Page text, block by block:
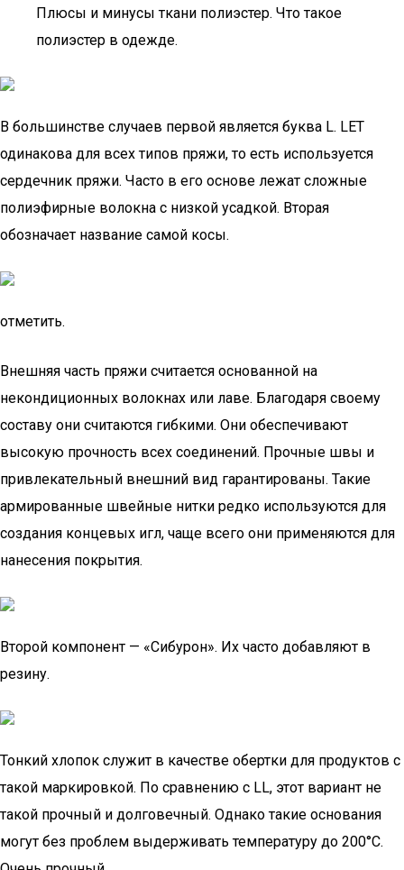
Плюсы и минусы ткани полиэстер. Что такое
полиэстер в одежде.
В большинстве случаев первой является буква L. LET
одинакова для всех типов пряжи, то есть используется
сердечник пряжи. Часто в его основе лежат сложные
полиэфирные волокна с низкой усадкой. Вторая
обозначает название самой косы.
отметить.
Внешняя часть пряжи считается основанной на
некондиционных волокнах или лаве. Благодаря своему
составу они считаются гибкими. Они обеспечивают
высокую прочность всех соединений. Прочные швы и
привлекательный внешний вид гарантированы. Такие
армированные швейные нитки редко используются для
создания концевых игл, чаще всего они применяются для
нанесения покрытия.
Второй компонент — «Сибурон». Их часто добавляют в
резину.
Тонкий хлопок служит в качестве обертки для продуктов с
такой маркировкой. По сравнению с LL, этот вариант не
такой прочный и долговечный. Однако такие основания
могут без проблем выдерживать температуру до 200°C.